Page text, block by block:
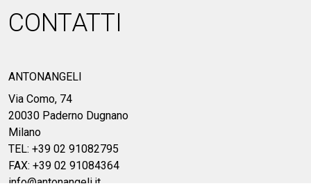
CONTATTI
ANTONANGELI
Via Como, 74
20030 Paderno Dugnano
Milano
TEL: +39 02 91082795
FAX: +39 02 91084364
info@antonangeli.it